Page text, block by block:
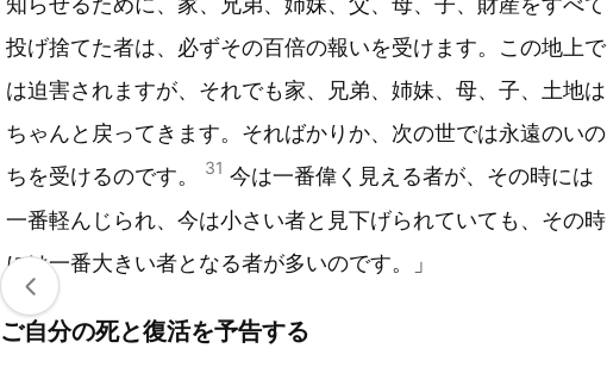
投げ捨てた者は、必ずその百倍の報いを受けます。この地上で
は迫害されますが、それでも家、兄弟、姉妹、母、子、土地は
ちゃんと戻ってきます。そればかりか、次の世では永遠のいの
ちを受けるのです。
31 今は一番偉く見える者が、その時には
一番軽んじられ、今は小さい者と見下げられていても、その時
には一番大きい者となる者が多いのです。」
ご自分の死と復活を予告する